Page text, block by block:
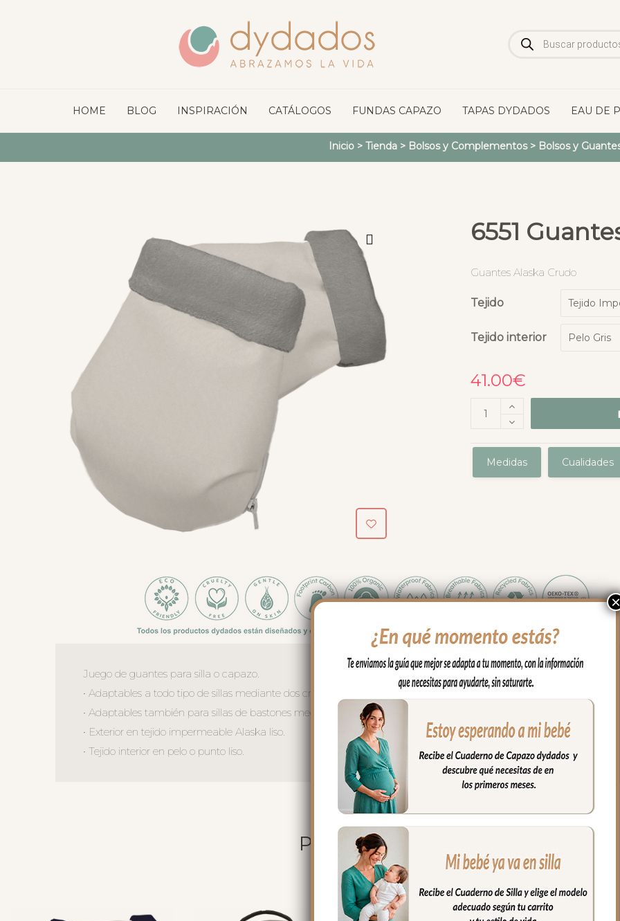
de
productos
HOME BLOG INSPIRACIÓN CATÁLOGOS FUNDAS CAPAZO TAPAS DYDADOS EAU DE
Inicio> Tienda> Bolsos y Complementos> Bolsos y
6551
Guantes Alaska Crudo
Tejido
Tejido interior
41.00€
Medidas Cualidades
Juego de guantes para silla o capazo.
• Adaptables a todo tipo de sillas mediante dos cremalleras laterales.
• Adaptables también para sillas de bastones mediante abertura central.
• Exterior en tejido impermeable Alaska liso.
• Tejido interior en pelo o punto liso.
PRODUCTOS RELACIONADOS
×